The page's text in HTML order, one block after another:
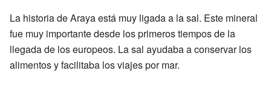
La historia de Araya está muy ligada a la sal. Este mineral
fue muy importante desde los primeros tiempos de la
llegada de los europeos. La sal ayudaba a conservar los
alimentos y facilitaba los viajes por mar.